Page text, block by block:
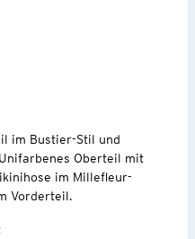
im Bustier-Stil und
Oberteil mit
im Millefleur-
Vorderteil.